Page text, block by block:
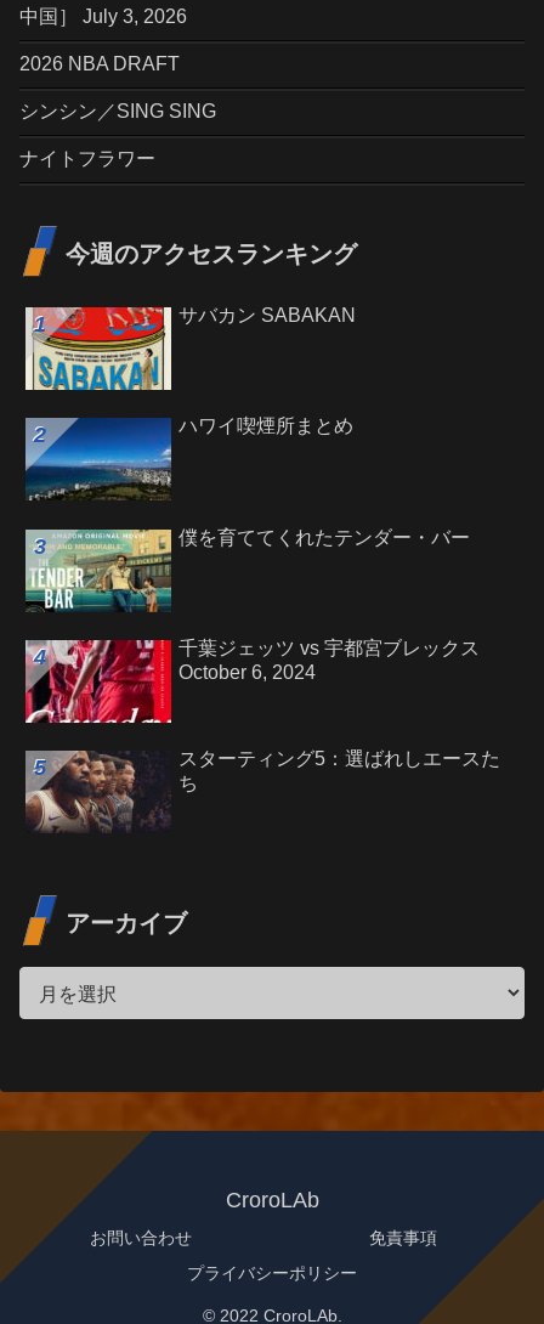
中国］ July 3, 2026
2026 NBA DRAFT
シンシン／SING SING
ナイトフラワー
今週のアクセスランキング
サバカン SABAKAN
ハワイ喫煙所まとめ
僕を育ててくれたテンダー・バー
千葉ジェッツ vs 宇都宮ブレックス
October 6, 2024
スターティング5：選ばれしエースた
ち
アーカイブ
CroroLAb
お問い合わせ
免責事項
プライバシーポリシー
© 2022 CroroLAb.